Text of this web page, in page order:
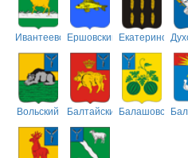
ИвантеевскийЕршовский
Вольский БалтайскийБалашовский